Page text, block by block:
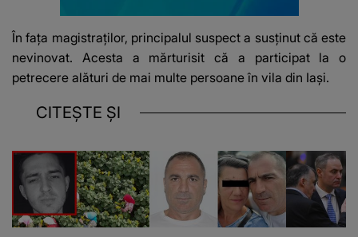
În fața magistraților, principalul suspect a susținut că este
nevinovat. Acesta a mărturisit că a participat la o
petrecere alături de mai multe persoane în vila din Iași.
CITEȘTE ȘI